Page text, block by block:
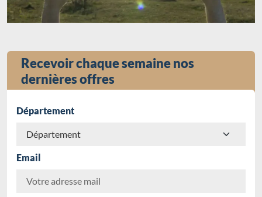
Recevoir chaque semaine nos
dernières offres
Département
Email